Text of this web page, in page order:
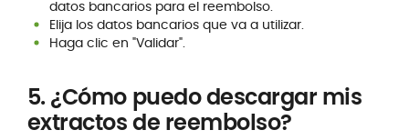
datos bancarios para el reembolso.
Elija los datos bancarios que va a utilizar.
Haga clic en "Validar".
5. ¿Cómo puedo descargar mis
extractos de reembolso?